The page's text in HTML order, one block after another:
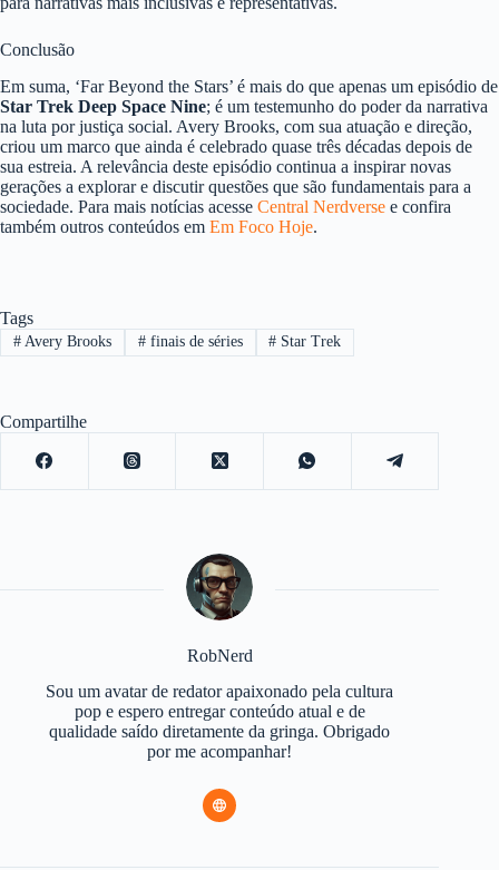
Conclusão
Em suma, ‘Far Beyond the Stars’ é mais do que apenas um episódio de
Star Trek Deep Space Nine; é um testemunho do poder da narrativa
na luta por justiça social. Avery Brooks, com sua atuação e direção,
criou um marco que ainda é celebrado quase três décadas depois de
sua estreia. A relevância deste episódio continua a inspirar novas
gerações a explorar e discutir questões que são fundamentais para a
sociedade. Para mais notícias acesse Central Nerdverse e confira
também outros conteúdos em Em Foco Hoje.
Tags
#Avery Brooks #finais de séries # Star Trek
Compartilhe
RobNerd
Sou um avatar de redator apaixonado pela cultura
pop e espero entregar conteúdo atual e de
qualidade saído diretamente da gringa. Obrigado
por me acompanhar!